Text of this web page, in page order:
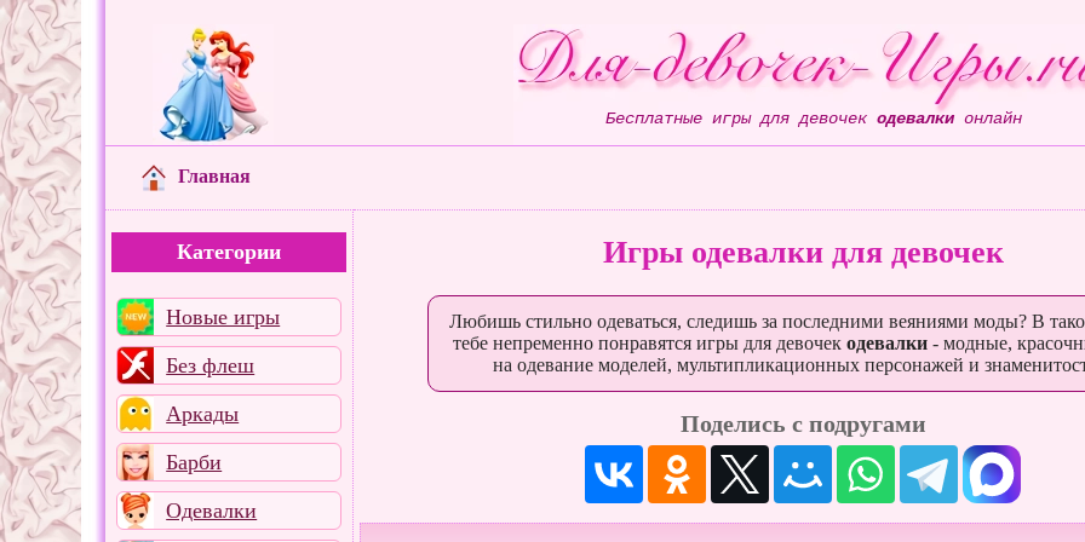
Бесплатные игры для девочек одевалкионлайн
Главная
Категории
Новые игры
Без флеш
Аркады
Барби
Одевалки
Игры одевалки для девочек
Любишь стильно одеваться, следишь за последними веяниями моды? В
тебе непременно понравятся игры для девочекодевалки - модные,
на одевание моделей, мультипликационных персонажей и
Поделись с подругами